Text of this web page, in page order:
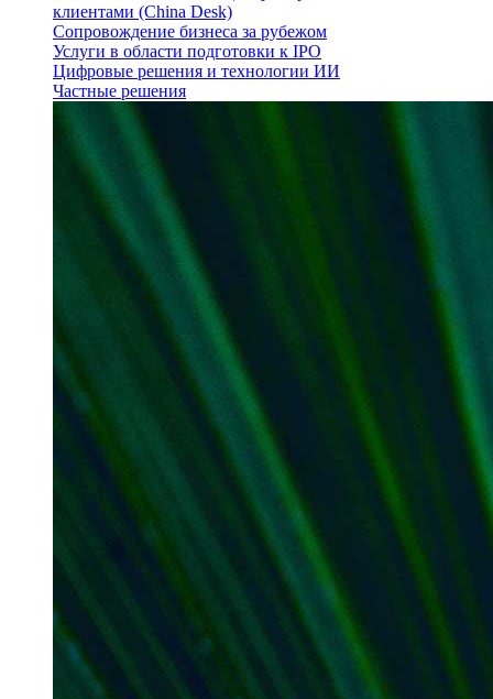
клиентами (China Desk)
Сопровождение бизнеса за рубежом
Услуги в области подготовки к IPO
Цифровые решения и технологии ИИ
Частные решения